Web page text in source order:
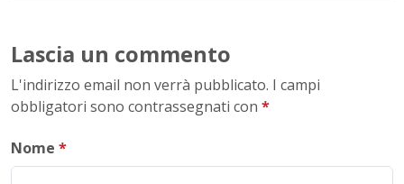
Lascia un commento
L'indirizzo email non verrà pubblicato. I campi
obbligatori sono contrassegnati con *
Nome *